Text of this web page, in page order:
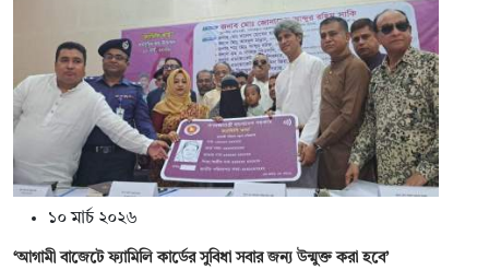
১০ মার্চ ২০২৬
‘আগামী বাজেটে ফ্যামিলি কার্ডের সুবিধা সবার জন্য উন্মুক্ত করা হবে’